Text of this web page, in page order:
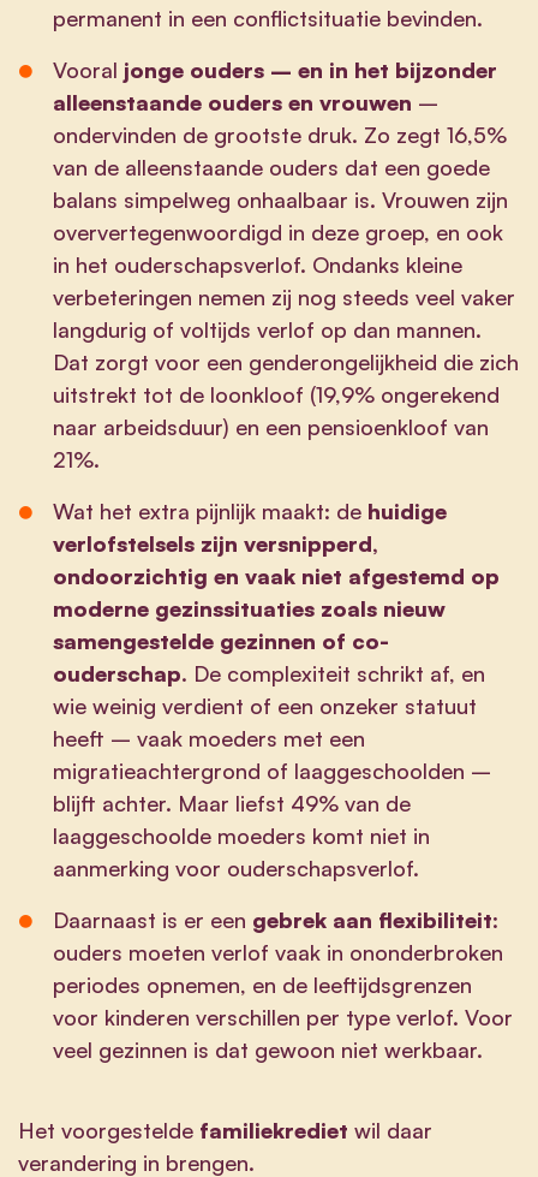
permanent in een conflictsituatie bevinden.
Vooral jonge ouders – en in het bijzonder
alleenstaande ouders en vrouwen –
ondervinden de grootste druk. Zo zegt 16,5%
van de alleenstaande ouders dat een goede
balans simpelweg onhaalbaar is. Vrouwen zijn
oververtegenwoordigd in deze groep, en ook
in het ouderschapsverlof. Ondanks kleine
verbeteringen nemen zij nog steeds veel vaker
langdurig of voltijds verlof op dan mannen.
Dat zorgt voor een genderongelijkheid die zich
uitstrekt tot de loonkloof (19,9% ongerekend
naar arbeidsduur) en een pensioenkloof van
21%.
Wat het extra pijnlijk maakt: de huidige
verlofstelsels zijn versnipperd,
ondoorzichtig en vaak niet afgestemd op
moderne gezinssituaties zoals nieuw
samengestelde gezinnen of co-
ouderschap. De complexiteit schrikt af, en
wie weinig verdient of een onzeker statuut
heeft – vaak moeders met een
migratieachtergrond of laaggeschoolden –
blijft achter. Maar liefst 49% van de
laaggeschoolde moeders komt niet in
aanmerking voor ouderschapsverlof.
Daarnaast is er een gebrek aan flexibiliteit:
ouders moeten verlof vaak in ononderbroken
periodes opnemen, en de leeftijdsgrenzen
voor kinderen verschillen per type verlof. Voor
veel gezinnen is dat gewoon niet werkbaar.
Het voorgestelde familiekrediet wil daar
verandering in brengen.